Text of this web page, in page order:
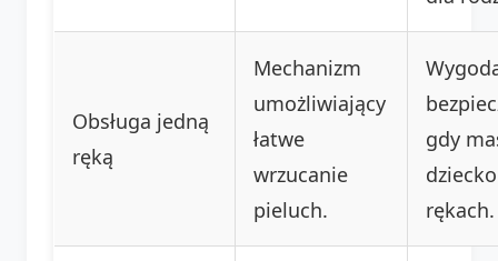
Obsługa jedną
ręką
Mechanizm
umożliwiający
łatwe
wrzucanie
pieluch.
gdy
rękach.